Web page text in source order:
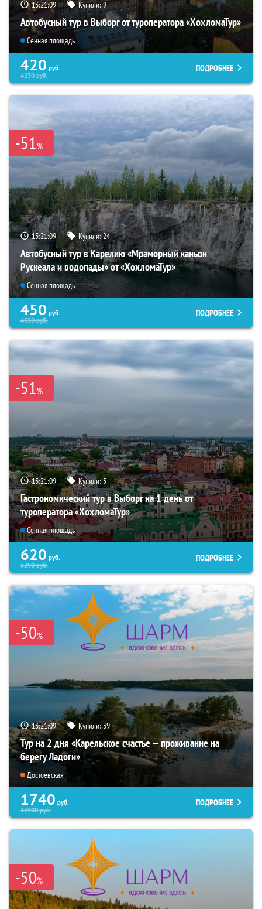
13:21:08 Купили:9
Автобусный тур в Выборг от туроператора «ХохломаТур»
Сенная площадь
420 руб.
4230руб.
ПОДРОБНЕЕ
-51%
13:21:08 Купили:24
Автобусный тур в Карелию «Мраморный каньон
Рускеала и водопады» от «ХохломаТур»
Сенная площадь
450 руб.
4550руб.
ПОДРОБНЕЕ
-51%
13:21:08 Купили:5
Гастрономический тур в Выборг на 1 день от
туроператора «ХохломаТур»
Сенная площадь
620 руб.
6290руб.
ПОДРОБНЕЕ
-50%
13:21:08 Купили:39
Тур на 2 дня «Карельское счастье — проживание на
берегу Ладоги»
Достоевская
1740 руб.
13900руб.
ПОДРОБНЕЕ
-50%